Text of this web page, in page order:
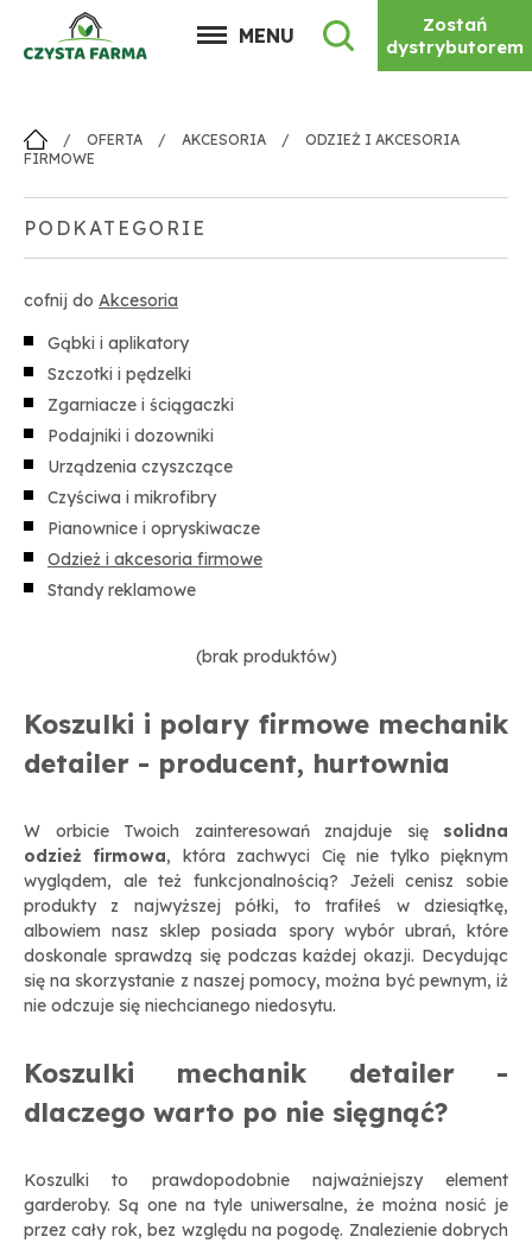
MENU
Zostań
dystrybutorem
/ OFERTA / AKCESORIA /
ODZIEŻ I AKCESORIA
FIRMOWE
PODKATEGORIE
cofnij do Akcesoria
Gąbki i aplikatory
Szczotki i pędzelki
Zgarniacze i ściągaczki
Podajniki i dozowniki
Urządzenia czyszczące
Czyściwa i mikrofibry
Pianownice i opryskiwacze
Odzież i akcesoria firmowe
Standy reklamowe
(brak produktów)
Koszulki i polary firmowe mechanik
detailer - producent, hurtownia
W orbicie Twoich zainteresowań znajduje się solidna
odzież firmowa, która zachwyci Cię nie tylko pięknym
wyglądem, ale też funkcjonalnością? Jeżeli cenisz sobie
produkty z najwyższej półki, to trafiłeś w dziesiątkę,
albowiem nasz sklep posiada spory wybór ubrań, które
doskonale sprawdzą się podczas każdej okazji. Decydując
się na skorzystanie z naszej pomocy, można być pewnym, iż
nie odczuje się niechcianego niedosytu.
Koszulki mechanik detailer -
dlaczego warto po nie sięgnąć?
Koszulki to prawdopodobnie najważniejszy element
garderoby. Są one na tyle uniwersalne, że można nosić je
przez cały rok, bez względu na pogodę. Znalezienie dobrych